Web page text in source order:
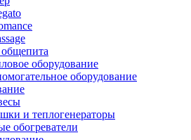
оборудование
оборудование
и теплогенераторы
обогреватели